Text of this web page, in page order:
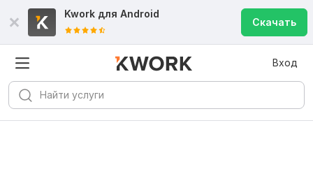
Kwork для Android
Скачать
Вход